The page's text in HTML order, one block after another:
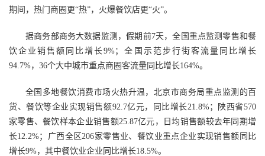
期间，热门商圈更“热”，火爆餐饮店更“火”。
据商务部商务大数据监测，假期前7天，全国重点监测零售和餐
饮企业销售额同比增长9%；全国示范步行街客流量同比增长
94.7%，36个大中城市重点商圈客流量同比增长164%。
全国多地餐饮消费市场火热升温，北京市商务局重点监测的百
货、餐饮等企业实现销售额92.7亿元，同比增长21.8%；陕西省570
家零售、餐饮样本企业销售额25.87亿元，日均销售额较去年同期增
长12.2%；广西全区206家零售业、餐饮业重点企业实现销售额同比
增长9%，其中餐饮业企业同比增长18.5%。